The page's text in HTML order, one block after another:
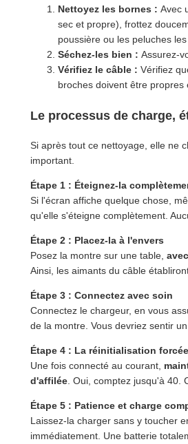
Nettoyez les bornes : Avec
sec et propre), frottez
poussière ou les peluches
Séchez-les bien : Assurez-
Vérifiez le câble : Vérifiez
broches doivent être propres
Le processus de charge,
Si après tout ce nettoyage, elle ne
important.
Étape 1 : Éteignez-la
Si l'écran affiche quelque chose,
qu'elle s'éteigne complètement.
Étape 2 : Placez-la à l'envers
Posez la montre sur une table,
Ainsi, les aimants du câble
Étape 3 : Connectez avec soin
Connectez le chargeur, en vous
de la montre. Vous devriez sentir
Étape 4 : La réinitialisation
Une fois connecté au courant,
d'affilée. Oui, comptez jusqu'à 40.
Étape 5 : Patience et charge
Laissez-la charger sans y toucher
immédiatement. Une batterie